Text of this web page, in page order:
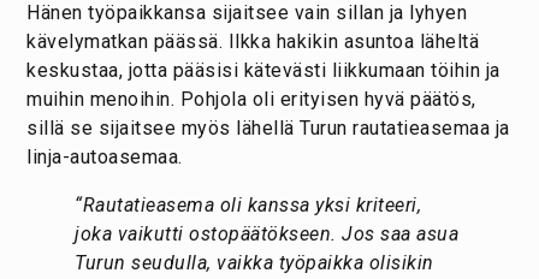
Hänen työpaikkansa sijaitsee vain sillan ja lyhyen
kävelymatkan päässä. Ilkka hakikin asuntoa läheltä
keskustaa, jotta pääsisi kätevästi liikkumaan töihin ja
muihin menoihin. Pohjola oli erityisen hyvä päätös,
sillä se sijaitsee myös lähellä Turun rautatieasemaa ja
linja-autoasemaa.
“Rautatieasema oli kanssa yksi kriteeri,
joka vaikutti ostopäätökseen. Jos saa asua
Turun seudulla, vaikka työpaikka olisikin